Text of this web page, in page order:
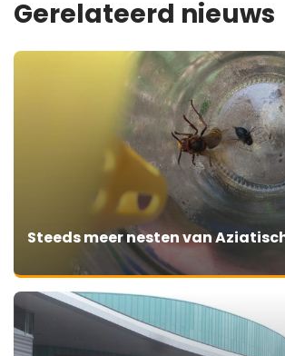
Gerelateerd nieuws
Steeds meer nesten van